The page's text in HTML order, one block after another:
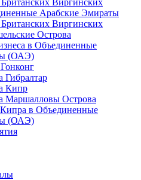
Виргинских
Арабские Эмираты
Виргинских
Острова
в Объединенные
(ОАЭ)
Гибралтар
Кипр
Маршалловы Острова
в Объединенные
(ОАЭ)